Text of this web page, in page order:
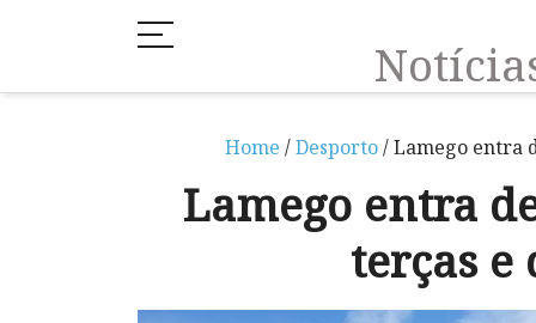
Home /Desporto/ Lamego entra
Lamego entra
terças